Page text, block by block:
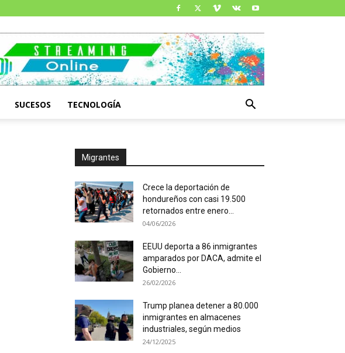
SUCESOS TECNOLOGÍA
Migrantes
Crece la deportación de
hondureños con casi 19.500
retornados entre enero...
04/06/2026
EEUU deporta a 86 inmigrantes
amparados por DACA, admite el
Gobierno...
26/02/2026
Trump planea detener a 80.000
inmigrantes en almacenes
industriales, según medios
24/12/2025